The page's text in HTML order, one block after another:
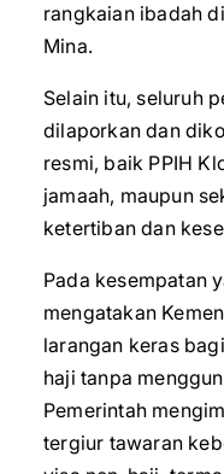
rangkaian ibadah
Mina.
Selain itu, seluruh
dilaporkan dan
resmi, baik PPIH
jamaah, maupun
ketertiban dan
Pada kesempatan
mengatakan
larangan keras
haji tanpa
Pemerintah
tergiur tawaran